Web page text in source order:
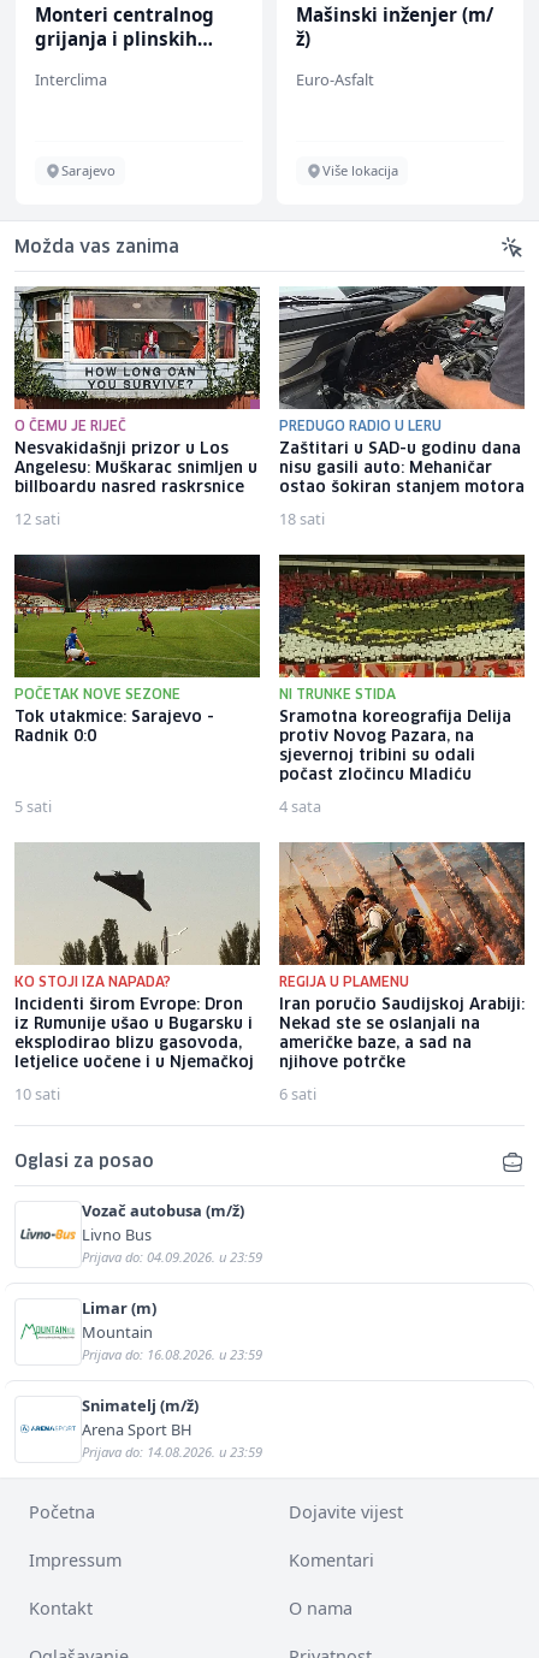
Monteri centralnog
grijanja i plinskih
Interclima
Sarajevo
Mašinski inženjer (m/
ž)
Euro-Asfalt
Više lokacija
Možda vas zanima
O ČEMU JE RIJEČ
Nesvakidašnji prizor u Los
Angelesu: Muškarac snimljen u
billboardu nasred raskrsnice
12 sati
PREDUGO RADIO U LERU
Zaštitari u SAD-u godinu dana
nisu gasili auto: Mehaničar
ostao šokiran stanjem motora
18 sati
POČETAK NOVE SEZONE
Tok utakmice: Sarajevo -
Radnik 0:0
5 sati
NI TRUNKE STIDA
Sramotna koreografija Delija
protiv Novog Pazara, na
sjevernoj tribini su odali
počast zločincu Mladiću
4 sata
KO STOJI IZA NAPADA?
Incidenti širom Evrope: Dron
iz Rumunije ušao u Bugarsku i
eksplodirao blizu gasovoda,
letjelice uočene i u Njemačkoj
10 sati
REGIJA U PLAMENU
Iran poručio Saudijskoj Arabiji:
Nekad ste se oslanjali na
američke baze, a sad na
njihove potrčke
6 sati
Oglasi za posao
Vozač autobusa (m/ž)
Livno Bus
Prijava do: 04.09.2026. u 23:59
Limar (m)
Mountain
Prijava do: 16.08.2026. u 23:59
Snimatelj (m/ž)
Arena Sport BH
Prijava do: 14.08.2026. u 23:59
Početna Dojavite vijest
Impressum Komentari
Kontakt O nama